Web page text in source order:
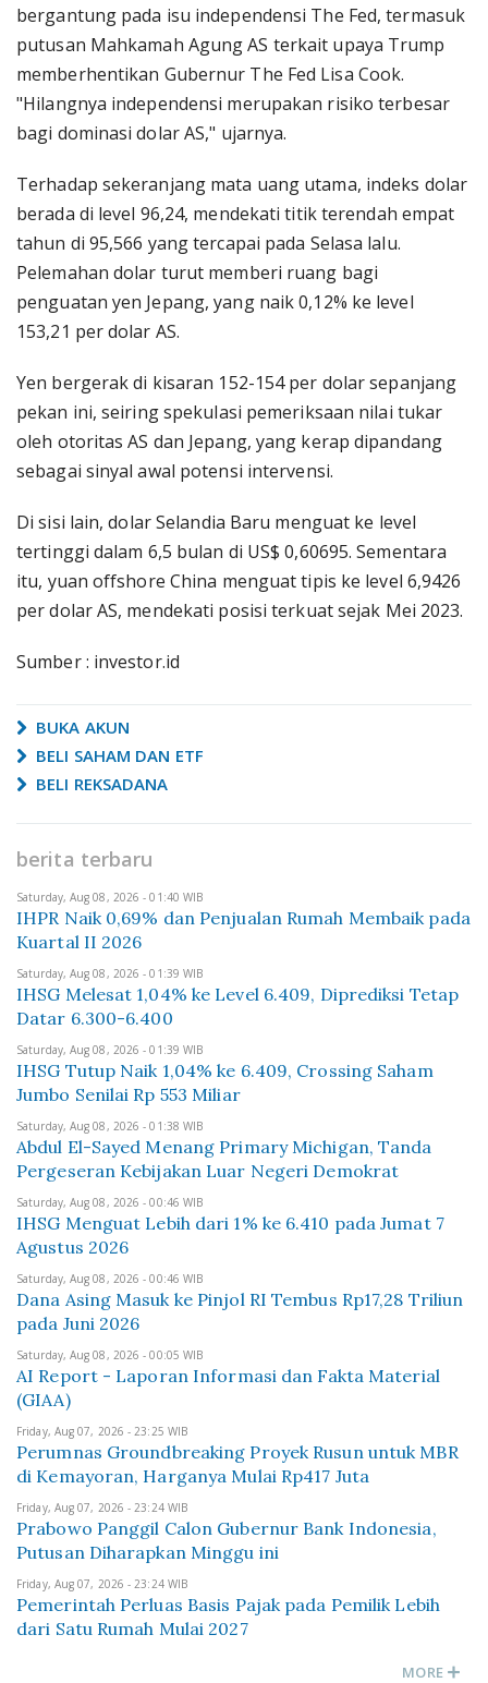
bergantung pada isu independensi The Fed, termasuk
putusan Mahkamah Agung AS terkait upaya Trump
memberhentikan Gubernur The Fed Lisa Cook.
"Hilangnya independensi merupakan risiko terbesar
bagi dominasi dolar AS," ujarnya.
Terhadap sekeranjang mata uang utama, indeks dolar
berada di level 96,24, mendekati titik terendah empat
tahun di 95,566 yang tercapai pada Selasa lalu.
Pelemahan dolar turut memberi ruang bagi
penguatan yen Jepang, yang naik 0,12% ke level
153,21 per dolar AS.
Yen bergerak di kisaran 152-154 per dolar sepanjang
pekan ini, seiring spekulasi pemeriksaan nilai tukar
oleh otoritas AS dan Jepang, yang kerap dipandang
sebagai sinyal awal potensi intervensi.
Di sisi lain, dolar Selandia Baru menguat ke level
tertinggi dalam 6,5 bulan di US$ 0,60695. Sementara
itu, yuan offshore China menguat tipis ke level 6,9426
per dolar AS, mendekati posisi terkuat sejak Mei 2023.
Sumber : investor.id
BUKA AKUN
BELI SAHAM DAN ETF
BELI REKSADANA
berita terbaru
Saturday, Aug 08, 2026 - 01:40 WIB
IHPR Naik 0,69% dan Penjualan Rumah Membaik pada
Kuartal II 2026
Saturday, Aug 08, 2026 - 01:39 WIB
IHSG Melesat 1,04% ke Level 6.409, Diprediksi Tetap
Datar 6.300-6.400
Saturday, Aug 08, 2026 - 01:39 WIB
IHSG Tutup Naik 1,04% ke 6.409, Crossing Saham
Jumbo Senilai Rp 553 Miliar
Saturday, Aug 08, 2026 - 01:38 WIB
Abdul El-Sayed Menang Primary Michigan, Tanda
Pergeseran Kebijakan Luar Negeri Demokrat
Saturday, Aug 08, 2026 - 00:46 WIB
IHSG Menguat Lebih dari 1% ke 6.410 pada Jumat 7
Agustus 2026
Saturday, Aug 08, 2026 - 00:46 WIB
Dana Asing Masuk ke Pinjol RI Tembus Rp17,28 Triliun
pada Juni 2026
Saturday, Aug 08, 2026 - 00:05 WIB
AI Report - Laporan Informasi dan Fakta Material
(GIAA)
Friday, Aug 07, 2026 - 23:25 WIB
Perumnas Groundbreaking Proyek Rusun untuk MBR
di Kemayoran, Harganya Mulai Rp417 Juta
Friday, Aug 07, 2026 - 23:24 WIB
Prabowo Panggil Calon Gubernur Bank Indonesia,
Putusan Diharapkan Minggu ini
Friday, Aug 07, 2026 - 23:24 WIB
Pemerintah Perluas Basis Pajak pada Pemilik Lebih
dari Satu Rumah Mulai 2027
MORE